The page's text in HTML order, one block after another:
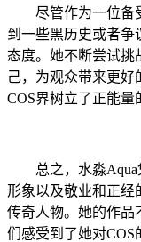
尽管作为一位备受
到一些黑历史或者争
态度。她不断尝试挑
己，为观众带来更好
COS界树立了正能量
总之，水淼Aqua
形象以及敬业和正经
传奇人物。她的作品
们感受到了她对